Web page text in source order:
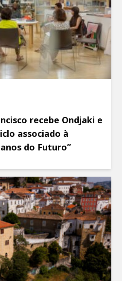
recebe Ondjaki e
associado à
do Futuro”